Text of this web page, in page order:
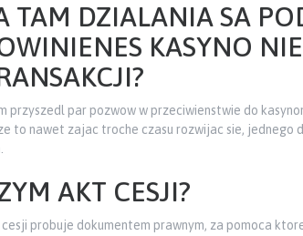
TAM DZIALANIA SA
KASYNO
przyszedl par pozwow w przeciwienstwie do
to nawet zajac troche czasu rozwijac sie, jednego
AKT CESJI?
probuje dokumentem prawnym, za pomoca